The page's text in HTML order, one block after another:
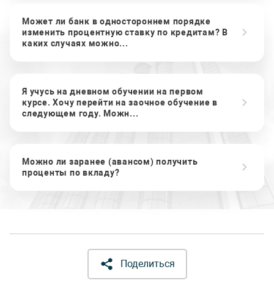
Может ли банк в одностороннем порядке
изменить процентную ставку по кредитам? В
каких случаях можно...
Я учусь на дневном обучении на первом
курсе. Хочу перейти на заочное обучение в
следующем году. Можн...
Можно ли заранее (авансом) получить
проценты по вкладу?
Поделиться